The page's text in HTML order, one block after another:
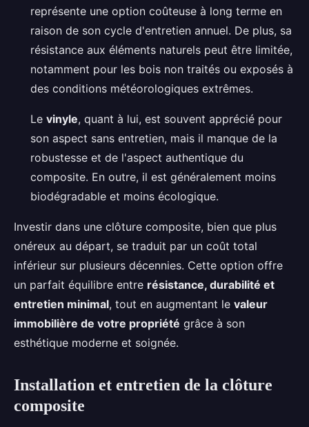
représente une option coûteuse à long terme en
raison de son cycle d'entretien annuel. De plus, sa
résistance aux éléments naturels peut être limitée,
notamment pour les bois non traités ou exposés à
des conditions météorologiques extrêmes.
Le vinyle, quant à lui, est souvent apprécié pour
son aspect sans entretien, mais il manque de la
robustesse et de l'aspect authentique du
composite. En outre, il est généralement moins
biodégradable et moins écologique.
Investir dans une clôture composite, bien que plus
onéreux au départ, se traduit par un coût total
inférieur sur plusieurs décennies. Cette option offre
un parfait équilibre entre résistance, durabilité et
entretien minimal, tout en augmentant le valeur
immobilière de votre propriété grâce à son
esthétique moderne et soignée.
Installation et entretien de la clôture
composite